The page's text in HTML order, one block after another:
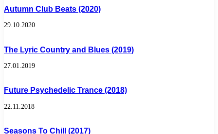
Autumn Club Beats (2020)
29.10.2020
The Lyric Country and Blues (2019)
27.01.2019
Future Psychedelic Trance (2018)
22.11.2018
Seasons To Chill (2017)